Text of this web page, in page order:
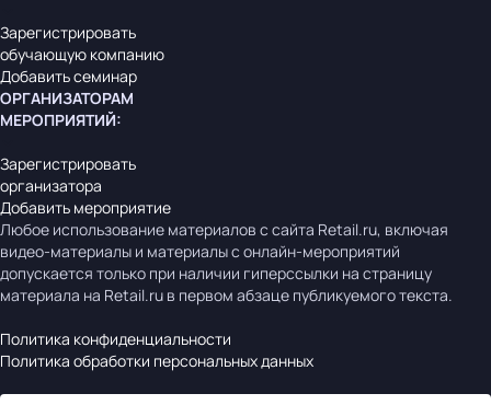
Зарегистрировать
обучающую компанию
Добавить семинар
ОРГАНИЗАТОРАМ
МЕРОПРИЯТИЙ:
Зарегистрировать
организатора
Добавить мероприятие
Любое использование материалов с сайта Retail.ru, включая
видео-материалы и материалы с онлайн-мероприятий
допускается только при наличии гиперссылки на страницу
материала на Retail.ru в первом абзаце публикуемого текста.
Политика конфиденциальности
Политика обработки персональных данных